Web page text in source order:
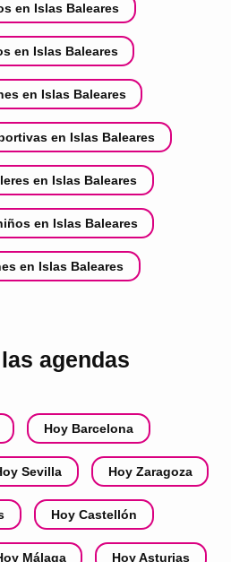
en Islas Baleares
en Islas Baleares
en Islas Baleares
en Islas Baleares
en Islas Baleares
en Islas Baleares
en Islas Baleares
agendas
Hoy Barcelona
Sevilla Hoy Zaragoza
Hoy Castellón
Málaga Hoy Asturias